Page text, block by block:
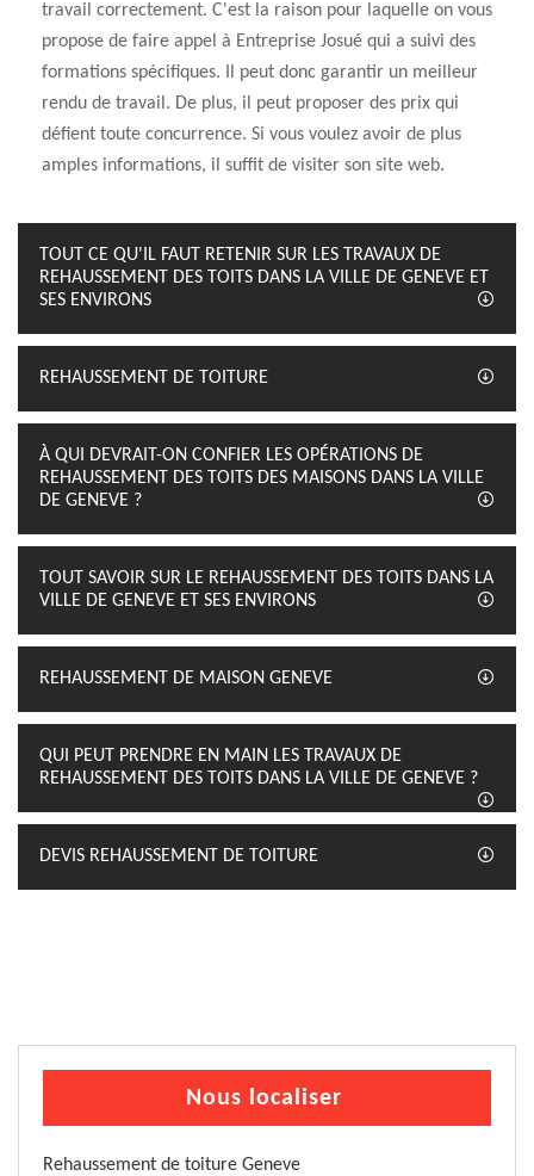
travail correctement. C'est la raison pour laquelle on vous
propose de faire appel à Entreprise Josué qui a suivi des
formations spécifiques. Il peut donc garantir un meilleur
rendu de travail. De plus, il peut proposer des prix qui
défient toute concurrence. Si vous voulez avoir de plus
amples informations, il suffit de visiter son site web.
TOUT CE QU'IL FAUT RETENIR SUR LES TRAVAUX DE
REHAUSSEMENT DES TOITS DANS LA VILLE DE GENEVE ET
SES ENVIRONS
REHAUSSEMENT DE TOITURE
À QUI DEVRAIT-ON CONFIER LES OPÉRATIONS DE
REHAUSSEMENT DES TOITS DES MAISONS DANS LA VILLE
DE GENEVE ?
TOUT SAVOIR SUR LE REHAUSSEMENT DES TOITS DANS LA
VILLE DE GENEVE ET SES ENVIRONS
REHAUSSEMENT DE MAISON GENEVE
QUI PEUT PRENDRE EN MAIN LES TRAVAUX DE
REHAUSSEMENT DES TOITS DANS LA VILLE DE GENEVE ?
DEVIS REHAUSSEMENT DE TOITURE
Nous localiser
Rehaussement de toiture Geneve